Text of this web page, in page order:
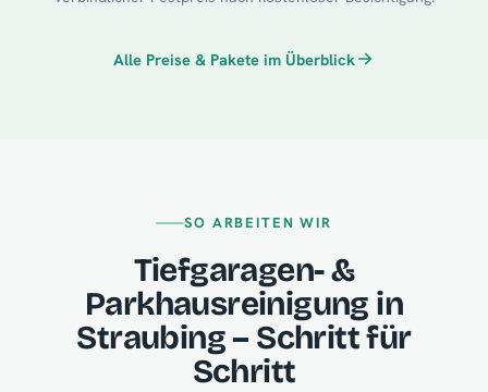
Alle Preise & Pakete im Überblick
SO ARBEITEN WIR
Tiefgaragen- &
Parkhausreinigung in
Straubing – Schritt für
Schritt